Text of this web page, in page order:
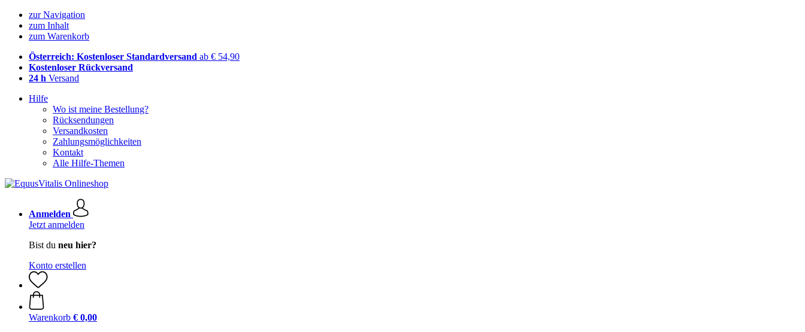
zur Navigation
zum Inhalt
zum Warenkorb
Österreich: Kostenloser Standardversand ab € 54,90
Kostenloser Rückversand
24 h Versand
Hilfe
Wo ist meine Bestellung?
Rücksendungen
Versandkosten
Zahlungsmöglichkeiten
Kontakt
Alle Hilfe-Themen
Anmelden
Jetzt anmelden
Bist du neu hier?
Konto erstellen
Warenkorb € 0,00